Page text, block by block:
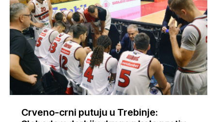
Crveno-crni putuju u Trebinje: